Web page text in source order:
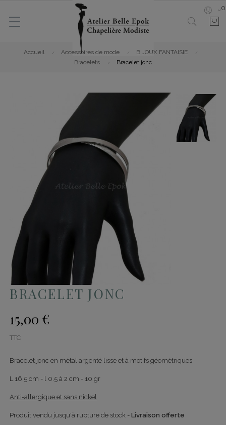
0
Accueil Accessoires de mode
BIJOUX FANTAISIE
Bracelets
Bracelet jonc
BRACELET JONC
15,00 €
TTC
Bracelet jonc en métal argenté lisse et à motifs géométriques
L 16.5 cm - l 0.5 à 2 cm - 10 gr
Anti-allergique et sans nickel
Produit vendu jusqu'à rupture de stock - Livraison offerte